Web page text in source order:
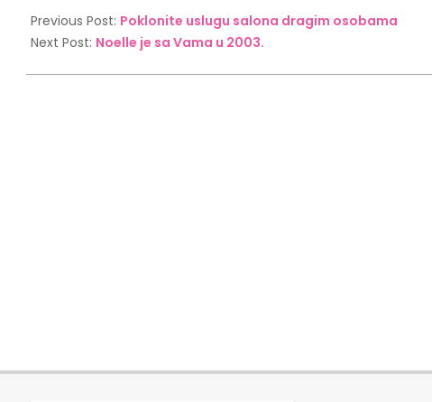
01-
26
Previous Post: Poklonite uslugu salona dragim osobama
Next Post: Noelle je sa Vama u 2003.